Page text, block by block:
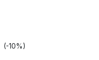
(-10%)